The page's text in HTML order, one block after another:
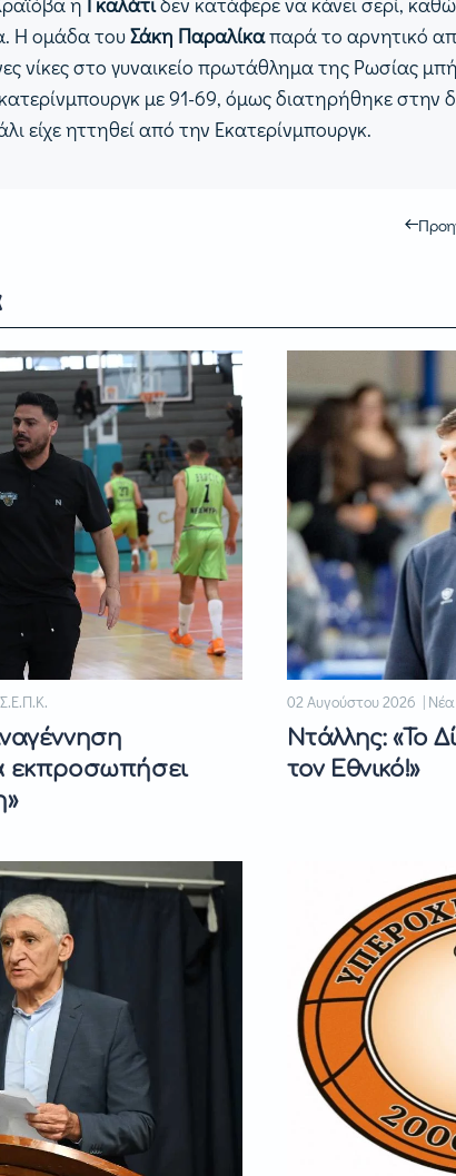
Η ομάδα τουΣάκη Παραλίκαπαρά το αρνητικό
νίκες στο γυναικείο πρωτάθλημα της Ρωσίας
με 91-69, όμως διατηρήθηκε στην
είχε ηττηθεί από την Εκατερίνμπουργκ.
εκπροσωπήσει
02 Αυγούστου 2026 |
Ντάλλης: «Το
τον Εθνικό!»